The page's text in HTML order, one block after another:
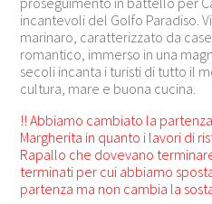
incantevoli del Golfo Paradiso.
marinaro, caratterizzato da
romantico, immerso in una
secoli incanta i turisti di tutto il
cultura, mare e buona cucina.
!! Abbiamo cambiato la
Margherita in quanto i lavori di
Rapallo che dovevano
terminati per cui abbiamo
partenza ma non cambia la